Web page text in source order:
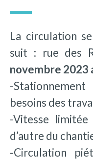
La circulation
suit : rue des
novembre 2023
-
besoins des
-Vitesse
d’autre du
-Circulation